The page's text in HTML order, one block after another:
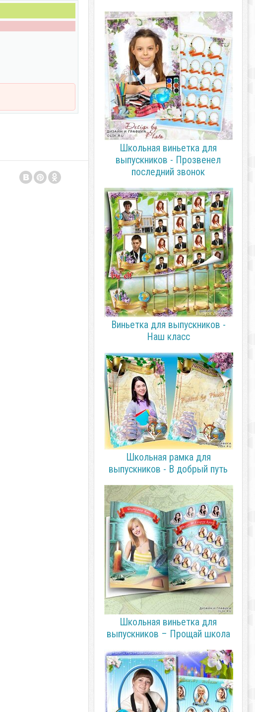
Школьная виньетка для
выпускников - Прозвенел
последний звонок
Виньетка для выпускников -
Наш класс
Школьная рамка для
выпускников - В добрый путь
Школьная виньетка для
выпускников – Прощай школа